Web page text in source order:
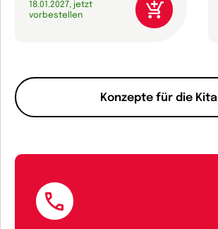
Konzepte für die Kita
18.01.2027, jetzt
vorbestellen